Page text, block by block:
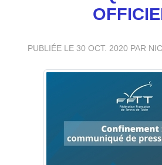
PUBLIÉE LE 30 OCT. 2020 PAR